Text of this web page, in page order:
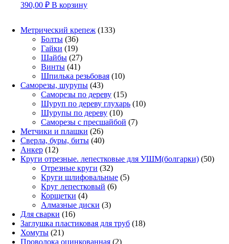
390,00 ₽ В корзину
Метрический крепеж 133133
Болты 3636
товаров
Гайки 1919
товаров
Шайбы 2727
товаров
Винты 4141
товар
Шпилька резьбовая 1010
Саморезы, шурупы 4343
товара
Саморезы по дереву 1515
товаров
Шуруп по дереву глухарь 1010
Шурупы по дереву 1010
товаров
Саморезы с пресшайбой 77
Метчики и плашки 2626
товаров
Сверла, буры, биты 4040
Анкер 1212
товаров
Круги отрезные. лепестковые для УШМ(болгарки) 5050
Отрезные круги 3232
товара
Круги шлифовальные 55
Круг лепестковый 66
Корщетки 44
товара
Алмазные диски 33
Для сварки 1616
товаров
Заглушка пластиковая для труб 1818
Хомуты 2121
товар
Проволока оцинкованная 22